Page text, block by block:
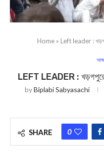
Home» Left leader :
LEFT LEADER : খড়গপুরে
byBiplabi Sabyasachi
SHARE 0